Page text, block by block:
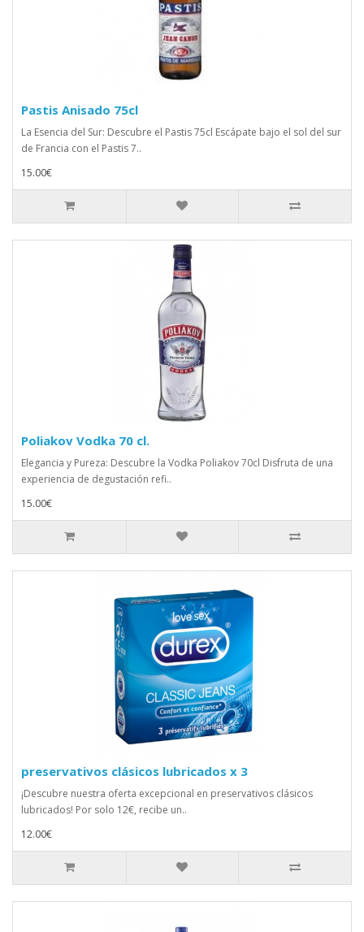
Pastis Anisado 75cl
La Esencia del Sur: Descubre el Pastis 75cl Escápate bajo el sol del sur
de Francia con el Pastis 7..
15.00€
Poliakov Vodka 70 cl.
Elegancia y Pureza: Descubre la Vodka Poliakov 70cl Disfruta de una
experiencia de degustación refi..
15.00€
preservativos clásicos lubricados x 3
¡Descubre nuestra oferta excepcional en preservativos clásicos
lubricados! Por solo 12€, recibe un..
12.00€